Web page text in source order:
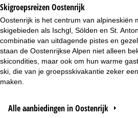
Skigroepsreizen Oostenrijk
Oostenrijk is het centrum van alpineskiën
skigebieden als Ischgl, Sölden en St.
combinatie van uitdagende pistes en
staan de Oostenrijkse Alpen niet alleen
skicondities, maar ook om hun warme
ski, die van je groepsskivakantie zeker
maken.
Alle aanbiedingen in Oostenrijk